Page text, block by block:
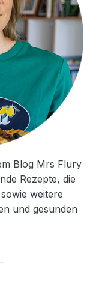
Blog Mrs Flury
Rezepte, die
weitere
und gesunden